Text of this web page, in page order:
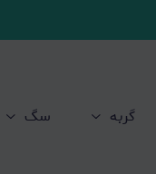
گربه سگ